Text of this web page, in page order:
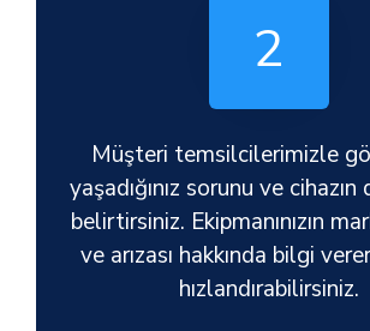
2
Müşteri temsilcilerimizle
yaşadığınız sorunu ve cihazın
belirtirsiniz. Ekipmanınızın
ve arızası hakkında bilgi
hızlandırabilirsiniz.